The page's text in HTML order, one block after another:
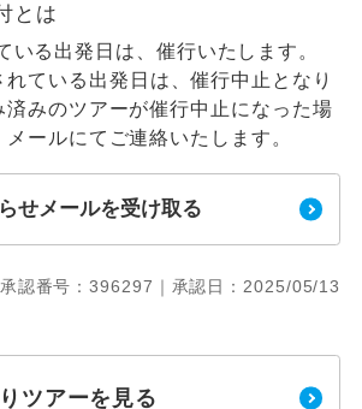
とは
いる出発日は、催行いたします。
れている出発日は、催行中止となり
済みのツアーが催行中止になった場
ールにてご連絡いたします。
せメールを受け取る
承認番号：396297｜承認日：2025/05/13
ツアーを見る